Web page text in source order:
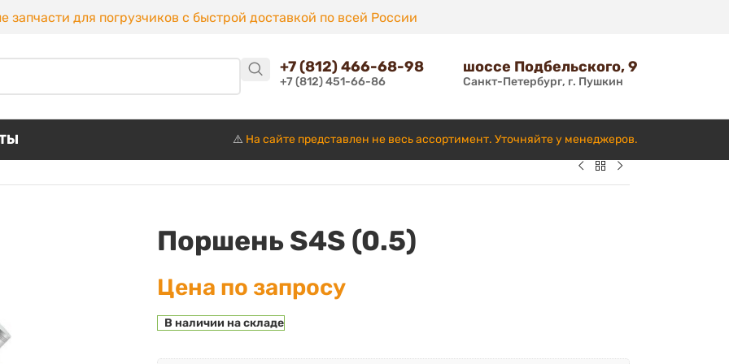
запчасти для погрузчиков с быстрой доставкой по всей России
+7 (812) 466-68-98
+7 (812) 451-66-86
шоссе Подбельского, 9
Санкт-Петербург, г. Пушкин
⚠️ На сайте представлен не весь ассортимент. Уточняйте у менеджеров.
Поршень S4S (0.5)
Цена по запросу
В наличии на складе